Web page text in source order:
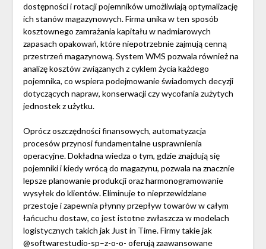
dostępności i rotacji pojemników umożliwiają optymalizację
ich stanów magazynowych. Firma unika w ten sposób
kosztownego zamrażania kapitału w nadmiarowych
zapasach opakowań, które niepotrzebnie zajmują cenną
przestrzeń magazynową. System WMS pozwala również na
analizę kosztów związanych z cyklem życia każdego
pojemnika, co wspiera podejmowanie świadomych decyzji
dotyczących napraw, konserwacji czy wycofania zużytych
jednostek z użytku.
Oprócz oszczędności finansowych, automatyzacja
procesów przynosi fundamentalne usprawnienia
operacyjne. Dokładna wiedza o tym, gdzie znajdują się
pojemniki i kiedy wrócą do magazynu, pozwala na znacznie
lepsze planowanie produkcji oraz harmonogramowanie
wysyłek do klientów. Eliminuje to nieprzewidziane
przestoje i zapewnia płynny przepływ towarów w całym
łańcuchu dostaw, co jest istotne zwłaszcza w modelach
logistycznych takich jak Just in Time. Firmy takie jak
@softwarestudio-sp–z-o-o- oferują zaawansowane